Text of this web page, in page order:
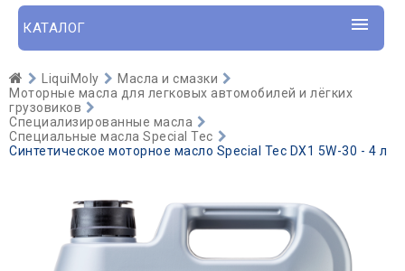
КАТАЛОГ
LiquiMoly
Масла и смазки
Моторные масла для легковых автомобилей и лёгких
грузовиков
Специализированные масла
Специальные масла Special Tec
Синтетическое моторное масло Special Tec DX1 5W-30 - 4 л